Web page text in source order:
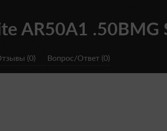
AR50A1 .50BMG
(0) Вопрос/Ответ (0)